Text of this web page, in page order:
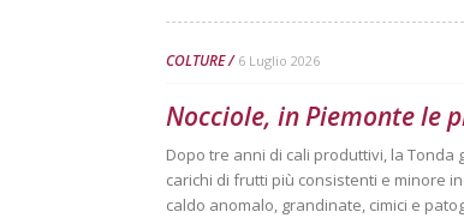
COLTURE 6 Luglio 2026
Nocciole, in Piemonte le
Dopo tre anni di cali produttivi, la
carichi di frutti più consistenti e minore
caldo anomalo, grandinate, cimici e